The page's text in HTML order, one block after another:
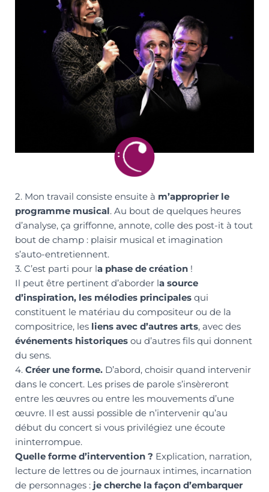
2. Mon travail consiste ensuite à m’approprier le
programme musical. Au bout de quelques heures
d’analyse, ça griffonne, annote, colle des post-it à tout
bout de champ : plaisir musical et imagination
s’auto-entretiennent.
3. C’est parti pour la phase de création !
Il peut être pertinent d’aborder la source
d’inspiration, les mélodies principales qui
constituent le matériau du compositeur ou de la
compositrice, les liens avec d’autres arts, avec des
événements historiques ou d’autres fils qui donnent
du sens.
4. Créer une forme. D’abord, choisir quand intervenir
dans le concert. Les prises de parole s’insèreront
entre les œuvres ou entre les mouvements d’une
œuvre. Il est aussi possible de n’intervenir qu’au
début du concert si vous privilégiez une écoute
ininterrompue.
Quelle forme d’intervention ? Explication, narration,
lecture de lettres ou de journaux intimes, incarnation
de personnages : je cherche la façon d’embarquer